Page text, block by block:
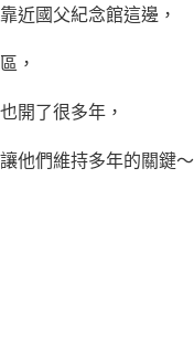
近國父紀念館這邊，
，
開了很多年，
他們維持多年的關鍵～